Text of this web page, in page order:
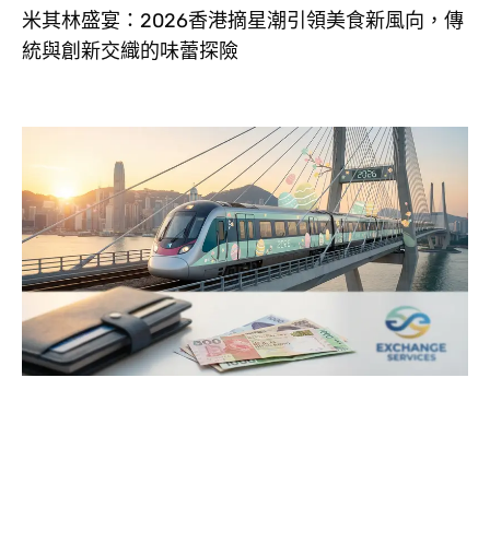
米其林盛宴：2026香港摘星潮引領美食新風向，傳
統與創新交織的味蕾探險